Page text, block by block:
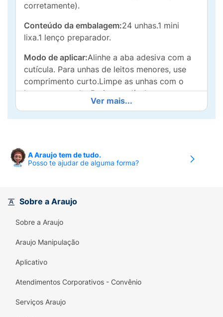
corretamente).
Conteúdo da embalagem:24 unhas.1 mini
lixa.1 lenço preparador.
Modo de aplicar:Alinhe a aba adesiva com a
cutícula. Para unhas de leitos menores, use
comprimento curto.Limpe as unhas com o
lenço preparador.Retire a película
protetora.Pressione com firmeza.
Ver mais...
A Araujo tem de tudo.
Posso te ajudar de alguma forma?
Sobre a Araujo
Sobre a Araujo
Araujo Manipulação
Aplicativo
Atendimentos Corporativos - Convênio
Serviços Araujo